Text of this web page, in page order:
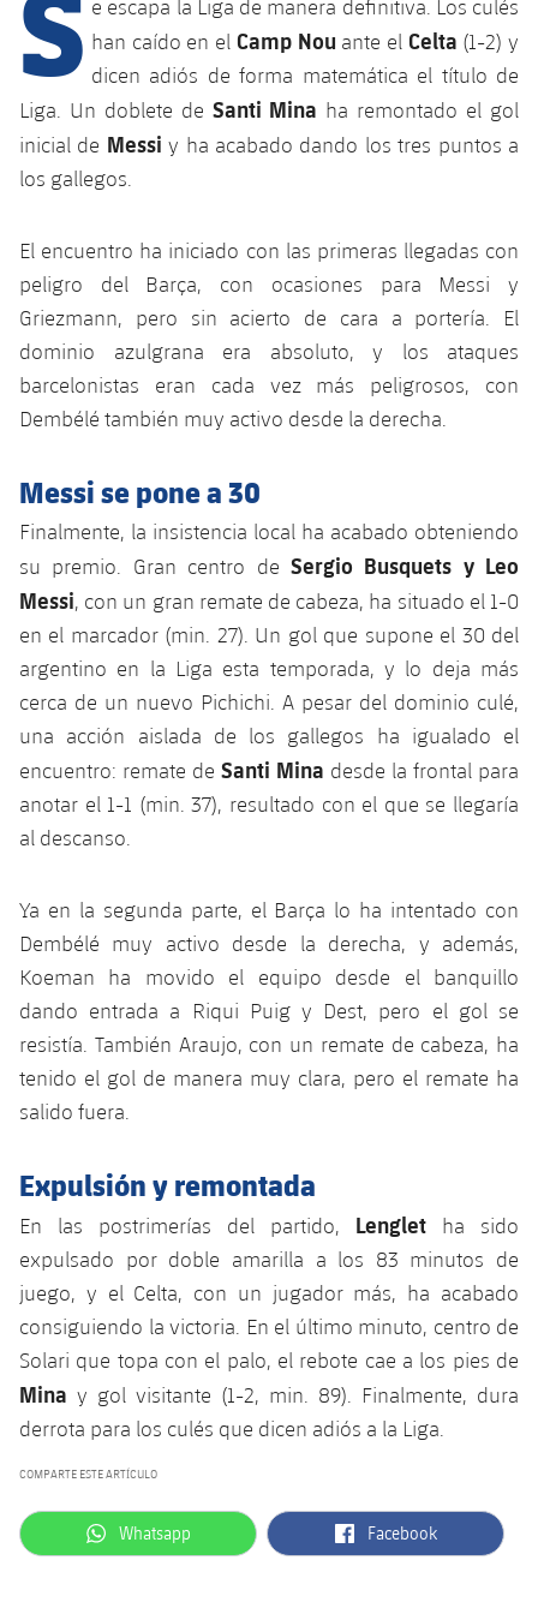
plusicon
más
Instalaciones
Palau Blaugrana
Estadi Johan Cruyff
Barça Cafe
La Masia
plusicon
más
Servicios
Servicios Médicos
Accesibilidad
plusicon
más
Acreditaciones
Instalaciones
SUB13
SUB12
SUB10 A
SUB10 B
SUB9 A
SUB8 A
SUB13 B
SUB12 C
SUB11 C
Entradas
Gameday Shows
Resultados
Clasificación
Fotos
Historia
Palmarés
Base
Barça Atlètic
Cadete A
Cadete B
Infantil A
Infantil B
Mini
Campus Verano
Primer Equipo
plusicon
más
Calendario
Entradas
Resultados
Jugadores
Fotos
Historia
Palmarés
Calendario
Resultados
Jugadores
Fotos
Base
plusicon
más
Actualidad
Juvenil
Cadete B
Infantil A
Infantil B
PLUSICON
MÁS
Primer equipo
plusicon
más
Calendario
Resultados
Clasificaciones
Jugadors
Historia
plusicon
más
Actualidad
Calendario
Resultados
Jugadores
Clasificaciones
Base
plusicon
más
Actualidad
Infantil
Alevín
Campus Verano
PLUSICON
MÁS
Primer equipo
plusicon
más
Calendario
Entradas
Resultados
Jugadores
Historia
Palmarés
Barça Atlètic
plusicon
más
Calendario
Resultados
Jugadores
Clasificaciones
Actualidad
Barça C
Junior
Juvenil
Alevín
Campus Verano
PLUSICON
MÁS
Información general
plusicon
más
Noticias
Atletismo
plusicon
más
Actualidad
Masculino
Femenino
Agenda
Baloncesto en silla de ruedas
plusicon
más
Actualidad
Jugadores
Calendario
Resultados
Hockey sobre hielo
plusicon
más
Actualidad
Jugadores
Calendario
Clasificaciones
Hockey hierba
plusicon
más
Noticias
Hockey Hierba Masculino
Patinaje artístico
plusicon
más
Plantilla
Rugby
plusicon
más
e escapa la Liga de manera definitiva. Los culés
han caído en el Camp Nou ante el Celta (1-2) y
dicen adiós de forma matemática el título de
Liga. Un doblete de Santi Mina ha remontado el gol
inicial de Messiy ha acabado dando los tres puntos a
los gallegos.
El encuentro ha iniciado con las primeras llegadas con
peligro del Barça, con ocasiones para Messi y
Griezmann, pero sin acierto de cara a portería. El
dominio azulgrana era absoluto, y los ataques
barcelonistas eran cada vez más peligrosos, con
Dembélé también muy activo desde la derecha.
Messi se pone a 30
Finalmente, la insistencia local ha acabado obteniendo
su premio. Gran centro de Sergio Busquets y Leo
Messi, con un gran remate de cabeza, ha situado el 1-0
en el marcador (min. 27). Un gol que supone el 30 del
argentino en la Liga esta temporada, y lo deja más
cerca de un nuevo Pichichi. A pesar del dominio culé,
una acción aislada de los gallegos ha igualado el
encuentro: remate de Santi Mina desde la frontal para
anotar el 1-1 (min. 37), resultado con el que se llegaría
al descanso.
Ya en la segunda parte, el Barça lo ha intentado con
Dembélé muy activo desde la derecha, y además,
Koeman ha movido el equipo desde el banquillo
dando entrada a Riqui Puig y Dest, pero el gol se
resistía. También Araujo, con un remate de cabeza, ha
tenido el gol de manera muy clara, pero el remate ha
salido fuera.
Expulsión y remontada
En las postrimerías del partido, Lenglet ha sido
expulsado por doble amarilla a los 83 minutos de
juego, y el Celta, con un jugador más, ha acabado
consiguiendo la victoria. En el último minuto, centro de
Solari que topa con el palo, el rebote cae a los pies de
Mina y gol visitante (1-2, min. 89). Finalmente, dura
derrota para los culés que dicen adiós a la Liga.
COMPARTE ESTE ARTÍCULO
label.aria.whatsapp
Whatsapp label.aria.facebook
Facebook